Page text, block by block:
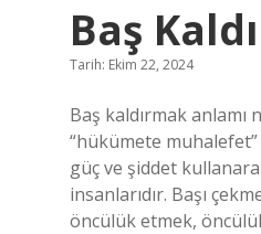
Baş
Tarih: Ekim 22, 2024
Baş kaldırmak anlamı
“hükümete muhalefet”
güç ve şiddet
insanlarıdır. Başı
öncülük etmek,